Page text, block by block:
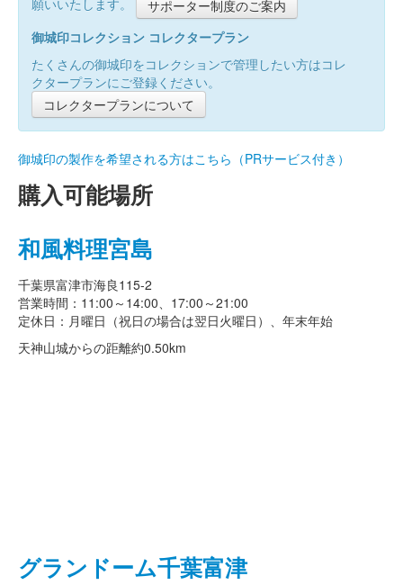
サポーター制度のご案内
御城印コレクション コレクタープラン
たくさんの御城印をコレクションで管理したい方はコレ
クタープランにご登録ください。
コレクタープランについて
御城印の製作を希望される方はこちら（PRサービス付き）
購入可能場所
和風料理宮島
千葉県富津市海良115-2
営業時間：11:00～14:00、17:00～21:00
定休日：月曜日（祝日の場合は翌日火曜日）、年末年始
天神山城からの距離約0.50km
グランドーム千葉富津